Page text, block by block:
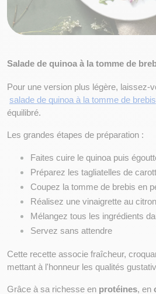
Salade de quinoa à la tomme de
Pour une version plus légère, laissez-
salade de quinoa à la tomme de brebis
équilibré.
Les grandes étapes de préparation :
Faites cuire le quinoa puis
Préparez les tagliatelles de
Coupez la tomme de brebis en
Réalisez une vinaigrette au
Mélangez tous les ingrédients
Servez sans attendre
Cette recette associe fraîcheur,
mettant à l'honneur les qualités
Grâce à sa richesse en protéines, en